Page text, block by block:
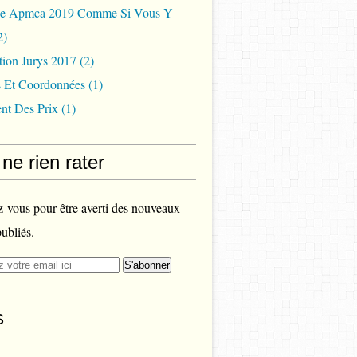
Apmca 2019 Comme Si Vous Y
Jurys 2017 (2)
Et Coordonnées(1)
Des Prix (1)
rien rater
vous pour être averti des nouveaux